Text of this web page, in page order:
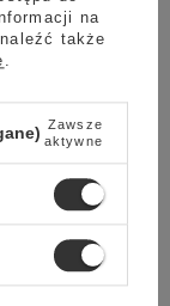
a
francuskiej, to
na
także
.
Zawsze
aktywne